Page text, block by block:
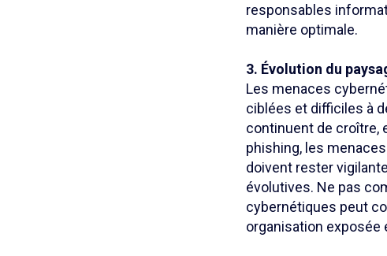
responsables
manière optimale.
3. Évolution du
Les menaces
ciblées et difficiles à
continuent de croître,
phishing, les
doivent rester
évolutives. Ne pas
cybernétiques peut
organisation exposée